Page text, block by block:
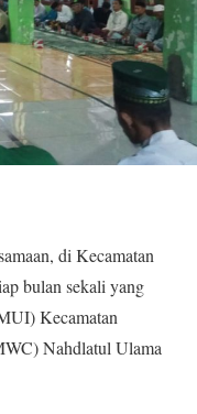
di Kecamatan
bulan sekali yang
Kecamatan
Nahdlatul Ulama